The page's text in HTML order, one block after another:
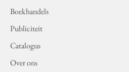
Boekhandels
Publiciteit
Catalogus
Over ons